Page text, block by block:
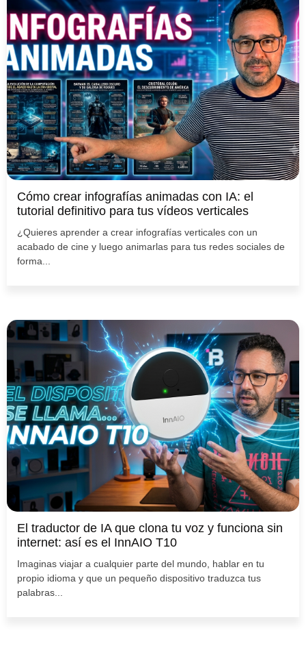
Cómo crear infografías animadas con IA: el
tutorial definitivo para tus vídeos verticales
¿Quieres aprender a crear infografías verticales con un
acabado de cine y luego animarlas para tus redes sociales de
forma...
El traductor de IA que clona tu voz y funciona sin
internet: así es el InnAIO T10
Imaginas viajar a cualquier parte del mundo, hablar en tu
propio idioma y que un pequeño dispositivo traduzca tus
palabras...